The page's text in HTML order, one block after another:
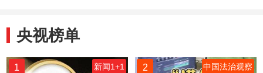
央视榜单
1 新闻1+1 2 中国法治观察